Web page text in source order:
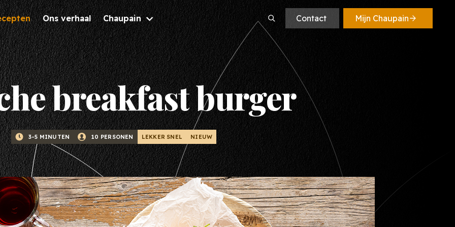
Ons verhaal Chaupain
Inspiratie
Brochures
Nieuws & Tips
Recepten
Check de
nieuwste recepten
Bekijk recepten
Contact Mijn Chaupain
breakfast burger
3-5 MINUTEN 10 PERSONEN LEKKER SNEL NIEUW